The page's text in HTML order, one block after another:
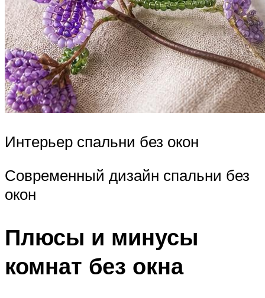
Интерьер спальни без окон
Современный дизайн спальни без
окон
Плюсы и минусы
комнат без окна